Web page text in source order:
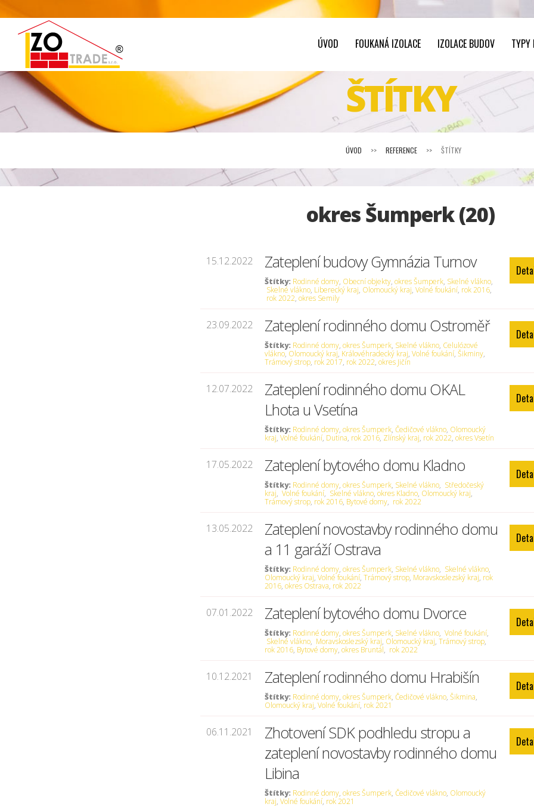
ÚVOD FOUKANÁ IZOLACE IZOLACE BUDOV TYPY
ŠTÍTKY
ÚVOD >> REFERENCE >> ŠTÍTKY
okres Šumperk (20)
15.12.2022 Zateplení budovy Gymnázia Turnov
Štítky: Rodinné domy, Obecní objekty, okres Šumperk, Skelné vlákno,
Skelné vlákno, Liberecký kraj, Olomoucký kraj, Volné foukání, rok 2016,
rok 2022, okres Semily
23.09.2022 Zateplení rodinného domu Ostroměř
Štítky: Rodinné domy, okres Šumperk, Skelné vlákno, Celulózové
vlákno, Olomoucký kraj, Královéhradecký kraj, Volné foukání, Šikminy,
Trámový strop, rok 2017, rok 2022, okres Jičín
12.07.2022
Zateplení rodinného domu OKAL
Lhota u Vsetína
Štítky: Rodinné domy, okres Šumperk, Čedičové vlákno, Olomoucký
kraj, Volné foukání, Dutina, rok 2016, Zlínský kraj, rok 2022, okres Vsetín
17.05.2022 Zateplení bytového domu Kladno
Štítky: Rodinné domy, okres Šumperk, Skelné vlákno, Středočeský
kraj, Volné foukání, Skelné vlákno, okres Kladno, Olomoucký kraj,
Trámový strop, rok 2016, Bytové domy, rok 2022
13.05.2022
Zateplení novostavby rodinného domu
a 11 garáží Ostrava
Štítky: Rodinné domy, okres Šumperk, Skelné vlákno, Skelné vlákno,
Olomoucký kraj, Volné foukání, Trámový strop, Moravskoslezský kraj, rok
2016, okres Ostrava, rok 2022
07.01.2022 Zateplení bytového domu Dvorce
Štítky: Rodinné domy, okres Šumperk, Skelné vlákno, Volné foukání,
Skelné vlákno, Moravskoslezský kraj, Olomoucký kraj, Trámový strop,
rok 2016, Bytové domy, okres Bruntál, rok 2022
10.12.2021 Zateplení rodinného domu Hrabišín
Štítky: Rodinné domy, okres Šumperk, Čedičové vlákno, Šikmina,
Olomoucký kraj, Volné foukání, rok 2021
06.11.2021
Zhotovení SDK podhledu stropu a
zateplení novostavby rodinného domu
Libina
Štítky: Rodinné domy, okres Šumperk, Čedičové vlákno, Olomoucký
kraj, Volné foukání, rok 2021